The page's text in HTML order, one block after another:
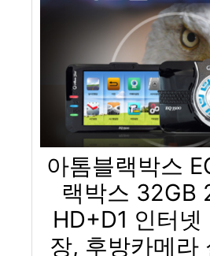
아톰블랙박스
랙박스 32GB
HD+D1 인터넷
장, 후방카메라